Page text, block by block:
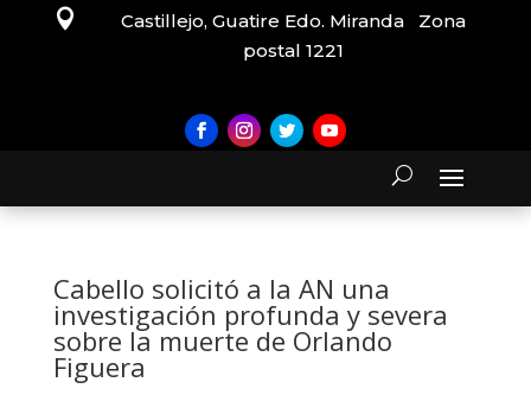

Castillejo, Guatire Edo. Miranda Zona
postal 1221
Cabello solicitó a la AN una
investigación profunda y severa
sobre la muerte de Orlando
Figuera